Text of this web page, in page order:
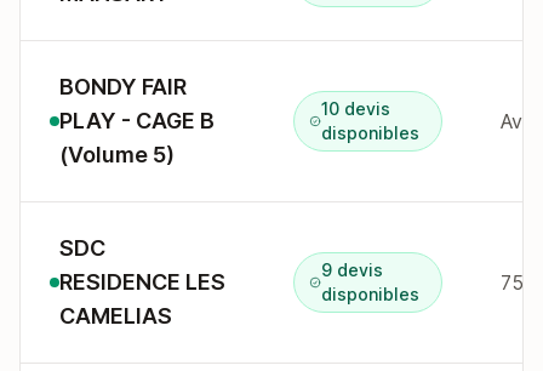
BONDY FAIR
PLAY - CAGE B
(Volume 5)
10 devis
disponibles
SDC
RESIDENCE LES
CAMELIAS
9 devis
disponibles
75